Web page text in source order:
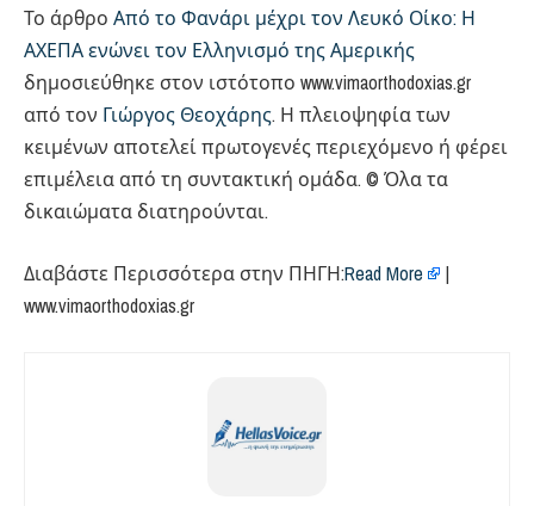
Το άρθρο Από το Φανάρι μέχρι τον Λευκό Οίκο: Η
ΑΧΕΠΑ ενώνει τον Ελληνισμό της Αμερικής
δημοσιεύθηκε στον ιστότοπο www.vimaorthodoxias.gr
από τον Γιώργος Θεοχάρης. Η πλειοψηφία των
κειμένων αποτελεί πρωτογενές περιεχόμενο ή φέρει
επιμέλεια από τη συντακτική ομάδα. © Όλα τα
δικαιώματα διατηρούνται.
Διαβάστε Περισσότερα στην ΠΗΓΗ:Read More
|
www.vimaorthodoxias.gr